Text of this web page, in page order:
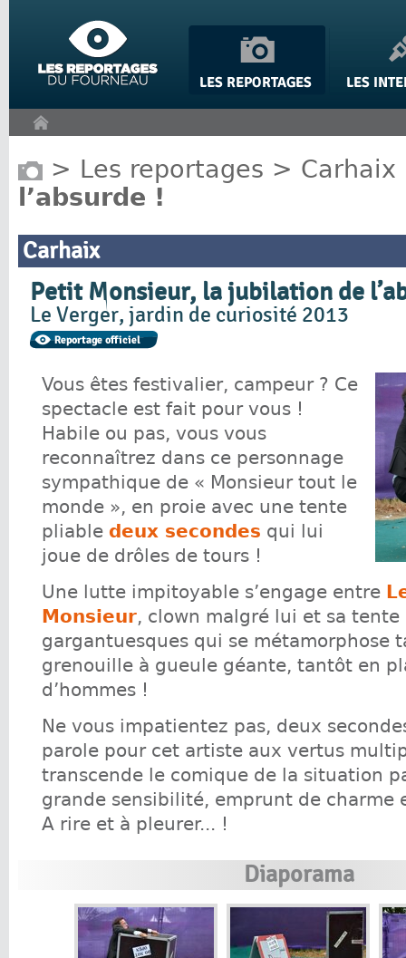
> Les reportages > Carhaix
l’absurde !
Carhaix
Petit Monsieur, la jubilation de
Le Verger, jardin de curiosité 2013
Vous êtes festivalier, campeur ? Ce
spectacle est fait pour vous !
Habile ou pas, vous vous
reconnaîtrez dans ce personnage
sympathique de « Monsieur tout le
monde », en proie avec une tente
pliable deux secondes qui lui
joue de drôles de tours !
Une lutte impitoyable s’engage entre
Monsieur, clown malgré lui et sa tente
gargantuesques qui se métamorphose
grenouille à gueule géante, tantôt en
d’hommes !
Ne vous impatientez pas, deux
parole pour cet artiste aux vertus
transcende le comique de la situation
grande sensibilité, emprunt de charme
A rire et à pleurer... !
Diaporama